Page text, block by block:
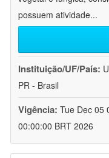
possuem atividade...
Instituição/UF/País:
PR - Brasil
Vigência: Tue Dec 05
00:00:00 BRT 2026